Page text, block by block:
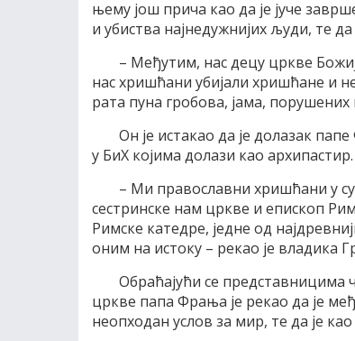
њему још прича као да је јуче
и убиства најнедужнијих људи, те
– Међутим, нас децу цркве
нас хришћани убијали хришћане и
рата пуна гробова, јама,
Он је истакао да је долазак
у БиХ којима долази као архипастир.
– Ми православни хришћани у
сестринске нам цркве и епископ
Римске катедре, једне од
оним на истоку – рекао је владика
Обраћајући се представницима
цркве папа Фрања је рекао да је
неопходан услов за мир, те да је